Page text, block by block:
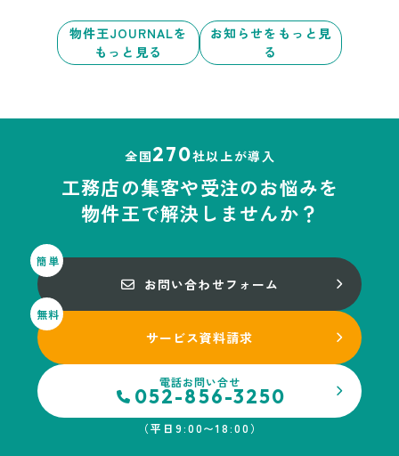
物件王JOURNALを
もっと見る
お知らせをもっと見
る
全国270社以上が導入
工務店の集客や受注のお悩みを
物件王で解決しませんか？
お問い合わせ フォーム
サービス資料請求
電話お問い合せ
052-856-3250
（平日9:00〜18:00）